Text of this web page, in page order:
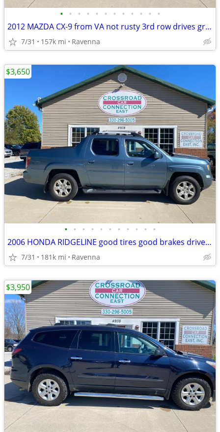
• • • • • • • • • • • •
2012 MAZDA CX-9 from VA not rusty 3rd row drives great!
7/31 157k mi Ravenna
• • • • • • • • • • •
2006 HONDA RIDGELINE good tires good brakes drives great !
7/31 181k mi Ravenna
$3,650
$3,950